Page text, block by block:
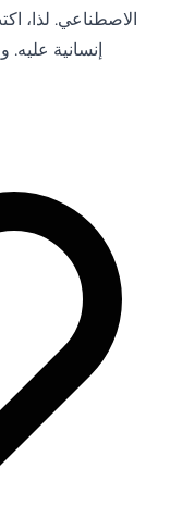
الاصطناعي. لذا،
إنسانية عليه.